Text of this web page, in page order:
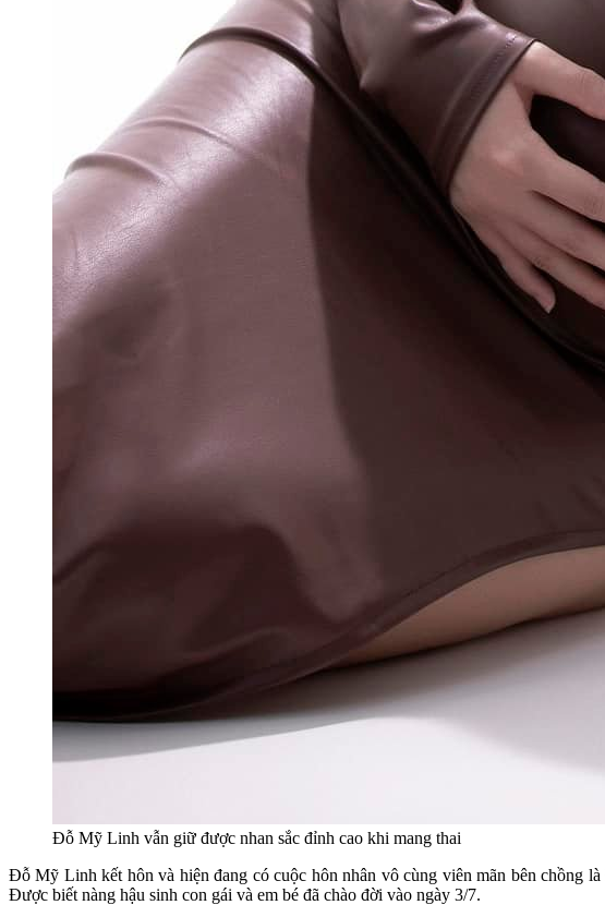
Đỗ Mỹ Linh vẫn giữ được nhan sắc đỉnh cao khi mang thai
Đỗ Mỹ Linh kết hôn và hiện đang có cuộc hôn nhân vô cùng viên mãn bên chồng
Được biết nàng hậu sinh con gái và em bé đã chào đời vào ngày 3/7.